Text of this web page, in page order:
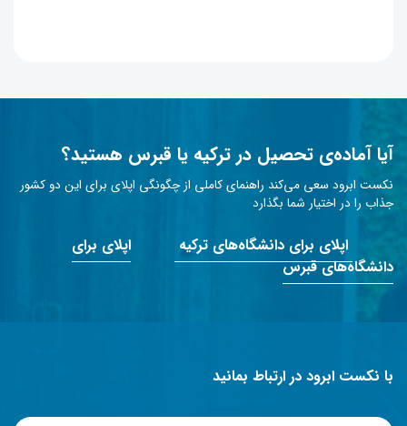
آیا آماده‌ی تحصیل در ترکیه یا قبرس هستید؟
نکست ابرود سعی می‌کند راهنمای کاملی از چگونگی اپلای برای این دو کشور
جذاب را در اختیار شما بگذارد
اپلای برای دانشگاه‌های ترکیه
اپلای برای
دانشگاه‌های قبرس
با نکست ابرود در ارتباط بمانید